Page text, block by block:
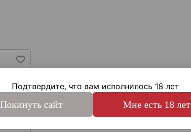
Подтвердите, что вам исполнилось 18 лет
Покинуть сайт Мне есть 18 лет